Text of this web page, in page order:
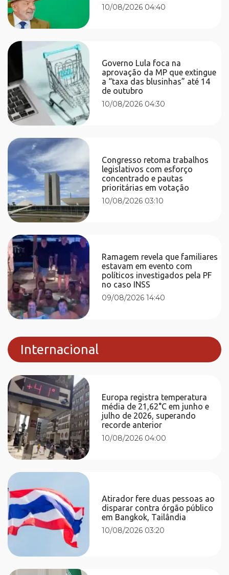
10/08/2026 04:40
Governo Lula foca na
aprovação da MP que extingue
a “taxa das blusinhas” até 14
de outubro
10/08/2026 04:30
Congresso retoma trabalhos
legislativos com esforço
concentrado e pautas
prioritárias em votação
10/08/2026 03:10
Ramagem revela que familiares
estavam em evento com
políticos investigados pela PF
no caso INSS
09/08/2026 14:40
Internacional
Europa registra temperatura
média de 21,62°C em junho e
julho de 2026, superando
recorde anterior
10/08/2026 04:00
Atirador fere duas pessoas ao
disparar contra órgão público
em Bangkok, Tailândia
10/08/2026 03:20